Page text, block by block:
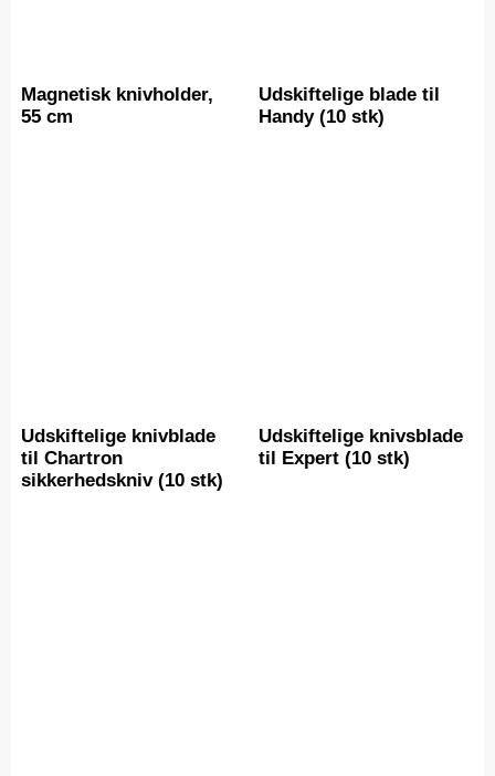
Magnetisk knivholder,
55 cm
Udskiftelige blade til
Handy (10 stk)
Udskiftelige knivblade
til Chartron
sikkerhedskniv (10 stk)
Udskiftelige knivsblade
til Expert (10 stk)